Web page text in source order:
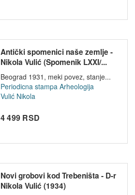
Antički spomenici naše zemlje -
Nikola Vulić (Spomenik LXXI/...
Beograd 1931, meki povez, stanje...
Periodicna stampa Arheologija
Vulić Nikola
4 499 RSD
Novi grobovi kod Trebeništa - D-r
Nikola Vulić (1934)